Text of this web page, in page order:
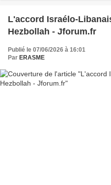
L'accord Israélo-
Hezbollah - Jforum.fr
Publié le 07/06/2026 à 16:01
Par ERASME